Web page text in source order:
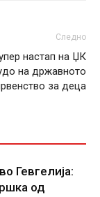
Следно
настап на ЏК
на државното
за деца
Гевгелија:
од